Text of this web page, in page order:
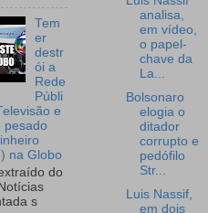
Tem
er
destr
ói a
Rede
Públi
e
pesado
na Globo
do
s
analisa,
em vídeo,
o papel-
chave da
La...
Bolsonaro
elogia o
ditador
corrupto e
pedófilo
Str...
Luis Nassif,
em dois